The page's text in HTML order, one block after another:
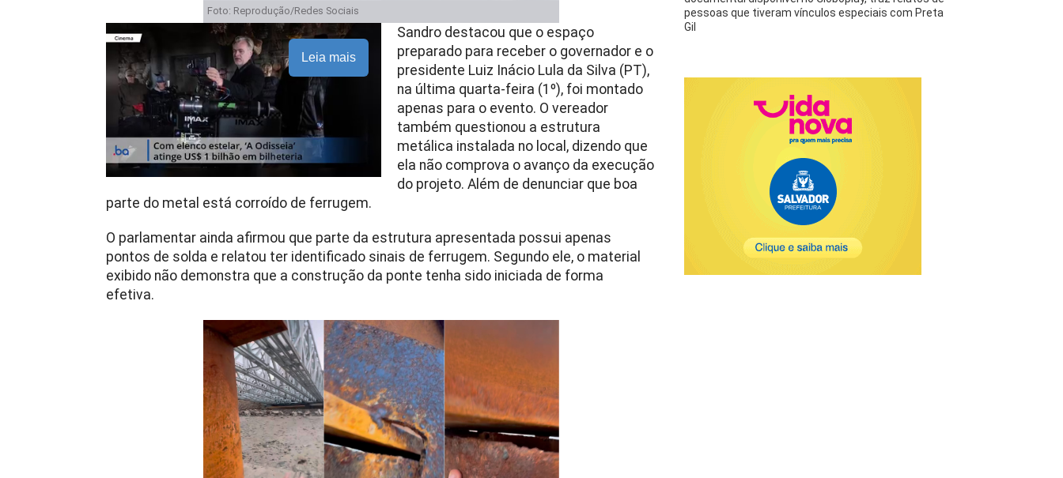
Foto: Reprodução/Redes Sociais
Leia mais
Sandro destacou que o espaço
preparado para receber o governador e o
presidente Luiz Inácio Lula da Silva (PT),
na última quarta-feira (1º), foi montado
apenas para o evento. O vereador
também questionou a estrutura
metálica instalada no local, dizendo que
ela não comprova o avanço da execução
do projeto. Além de denunciar que boa
parte do metal está corroído de ferrugem.
O parlamentar ainda afirmou que parte da estrutura apresentada possui apenas
pontos de solda e relatou ter identificado sinais de ferrugem. Segundo ele, o material
exibido não demonstra que a construção da ponte tenha sido iniciada de forma
efetiva.
pessoas que tiveram vínculos especiais com Preta
Gil